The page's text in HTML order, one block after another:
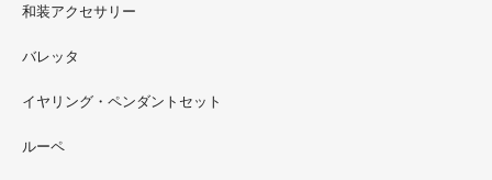
ただ今 東武百貨店船橋店に出展中です。9月20日まで4階
イベントスペースにいます。お近くの方はぜひお越しくだ
螺鈿ソフビでお世話になっているT-BASE銀座ギャラリー
和装アクセサリー
バレッタ
イヤリング・ペンダントセット
ルーペ